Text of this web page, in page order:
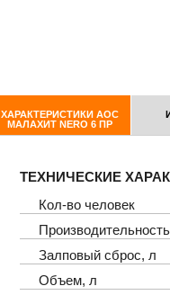
ХАРАКТЕРИСТИКИ АОС
МАЛАХИТ NERO 6 ПР
ТЕХНИЧЕСКИЕ
Кол-во человек
Залповый сброс, л
Объем, л